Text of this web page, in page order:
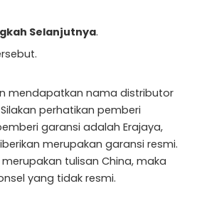
Selanjutnya.
mendapatkan nama distributor
perhatikan pemberi
garansi adalah Erajaya,
merupakan garansi resmi.
tulisan China, maka
yang tidak resmi.